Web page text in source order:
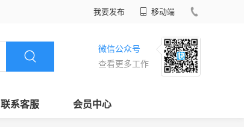
我要发布 移动端
微信公众号
查看更多工作
联系客服 会员中心